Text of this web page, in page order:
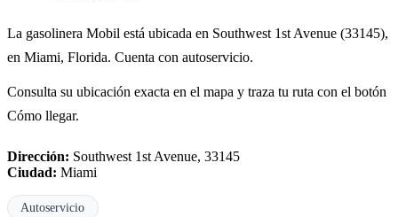
La gasolinera Mobil está ubicada en Southwest 1st Avenue (33145),
en Miami, Florida. Cuenta con autoservicio.
Consulta su ubicación exacta en el mapa y traza tu ruta con el botón
Cómo llegar.
Dirección: Southwest 1st Avenue, 33145
Ciudad: Miami
Autoservicio